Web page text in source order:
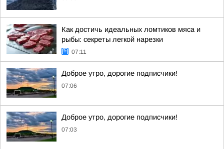
Как достичь идеальных ломтиков мяса и
рыбы: секреты легкой нарезки
07:11
Доброе утро, дорогие подписчики!
07:06
Доброе утро, дорогие подписчики!
07:03